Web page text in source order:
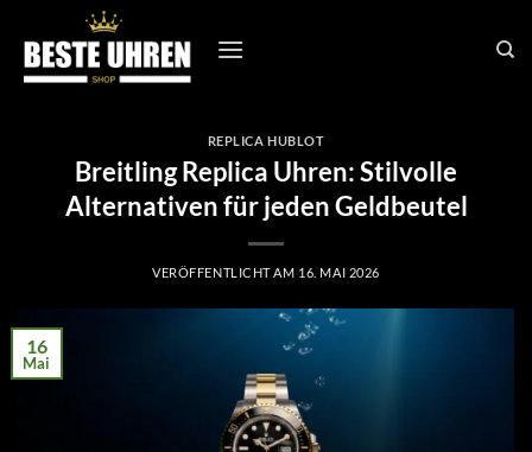
Inhalt
springen
REPLICA HUBLOT
Breitling Replica Uhren: Stilvolle
Alternativen für jeden Geldbeutel
VERÖFFENTLICHT AM 16. MAI 2026
16
Mai